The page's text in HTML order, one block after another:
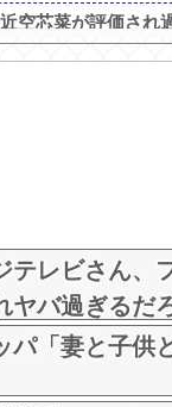
空芯菜が評価され
いいなあ。買い
拠点生活を始める
テレビさん
ヤバ過ぎるだ
パ「妻と子